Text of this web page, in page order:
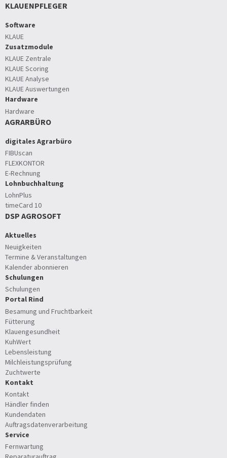
KLAUENPFLEGER
Software
KLAUE
Zusatzmodule
KLAUE Zentrale
KLAUE Scoring
KLAUE Analyse
KLAUE Auswertungen
Hardware
Hardware
AGRARBÜRO
digitales Agrarbüro
FIBUscan
FLEXKONTOR
E-Rechnung
Lohnbuchhaltung
LohnPlus
timeCard 10
DSP AGROSOFT
Aktuelles
Neuigkeiten
Termine & Veranstaltungen
Kalender abonnieren
Schulungen
Schulungen
Portal Rind
Besamung und Fruchtbarkeit
Fütterung
Klauengesundheit
KuhWert
Lebensleistung
Milchleistungsprüfung
Zuchtwerte
Kontakt
Kontakt
Händler finden
Kundendaten
Auftragsdatenverarbeitung
Service
Fernwartung